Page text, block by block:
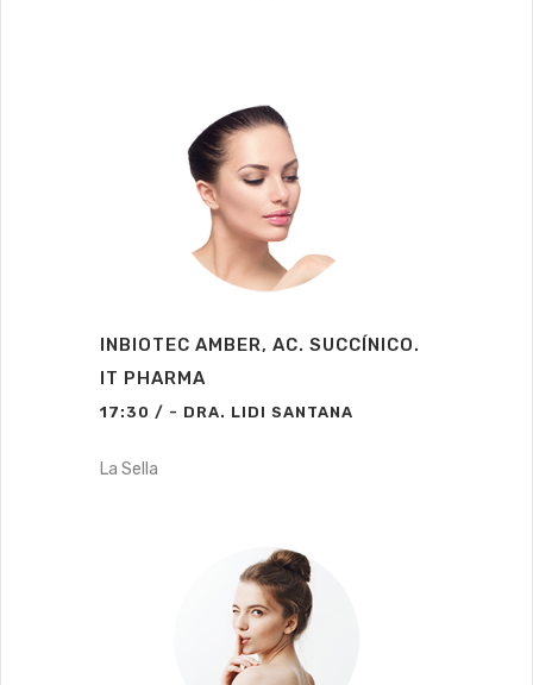
INBIOTEC AMBER, AC. SUCCÍNICO.
IT PHARMA
17:30 / - DRA. LIDI SANTANA
La Sella